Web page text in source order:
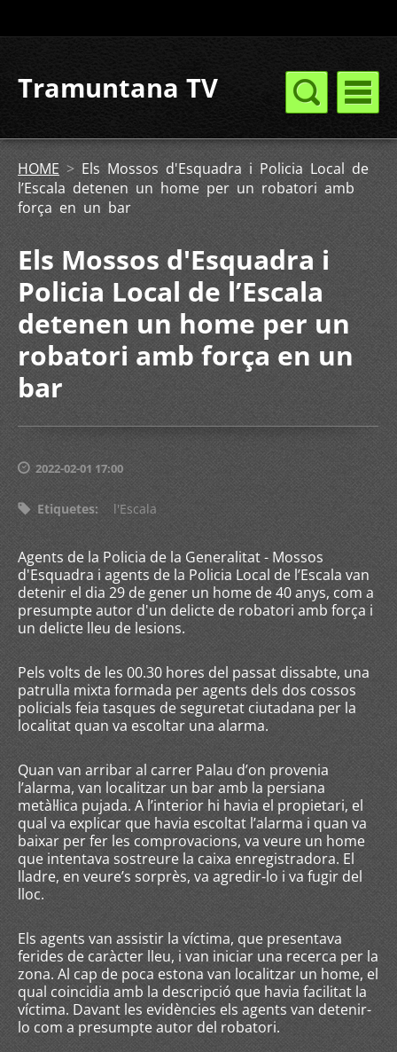
Tramuntana TV
HOME > Els Mossos d'Esquadra i Policia Local de
l’Escala detenen un home per un robatori amb
força en un bar
Els Mossos d'Esquadra i
Policia Local de l’Escala
detenen un home per un
robatori amb força en un
bar
2022-02-01 17:00
Etiquetes: l'Escala
Agents de la Policia de la Generalitat - Mossos
d'Esquadra i agents de la Policia Local de l’Escala van
detenir el dia 29 de gener un home de 40 anys, com a
presumpte autor d'un delicte de robatori amb força i
un delicte lleu de lesions.
Pels volts de les 00.30 hores del passat dissabte, una
patrulla mixta formada per agents dels dos cossos
policials feia tasques de seguretat ciutadana per la
localitat quan va escoltar una alarma.
Quan van arribar al carrer Palau d’on provenia
l’alarma, van localitzar un bar amb la persiana
metàl·lica pujada. A l’interior hi havia el propietari, el
qual va explicar que havia escoltat l’alarma i quan va
baixar per fer les comprovacions, va veure un home
que intentava sostreure la caixa enregistradora. El
lladre, en veure’s sorprès, va agredir-lo i va fugir del
lloc.
Els agents van assistir la víctima, que presentava
ferides de caràcter lleu, i van iniciar una recerca per la
zona. Al cap de poca estona van localitzar un home, el
qual coincidia amb la descripció que havia facilitat la
víctima. Davant les evidències els agents van detenir-
lo com a presumpte autor del robatori.